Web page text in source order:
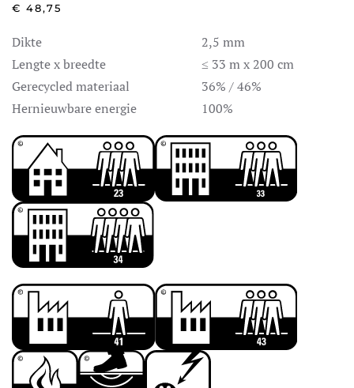
€ 48,75
Dikte
2,5 mm
Lengte x breedte
≤ 33 m x 200 cm
Gerecycled materiaal
36% / 46%
Hernieuwbare energie
100%